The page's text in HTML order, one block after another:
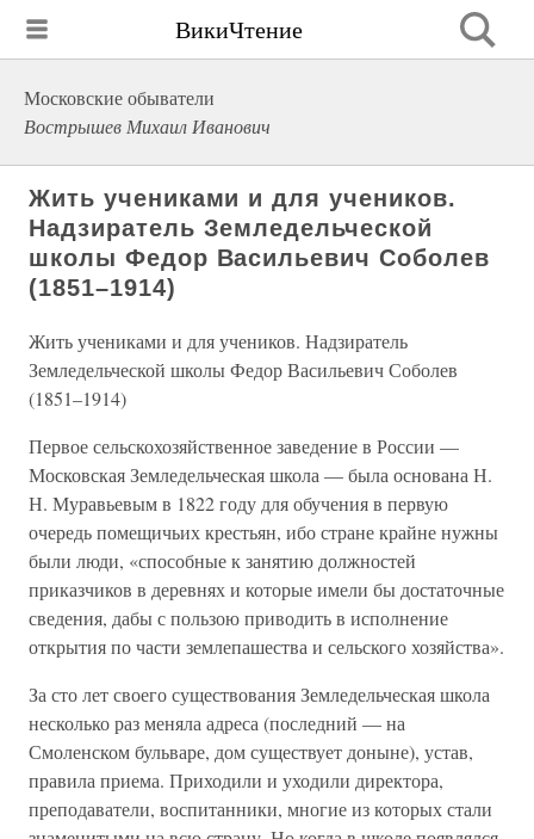
ВикиЧтение
Московские обыватели
Вострышев Михаил Иванович
Жить учениками и для учеников.
Надзиратель Земледельческой
школы Федор Васильевич Соболев
(1851–1914)
Жить учениками и для учеников. Надзиратель
Земледельческой школы Федор Васильевич Соболев
(1851–1914)
Первое сельскохозяйственное заведение в России —
Московская Земледельческая школа — была основана Н.
Н. Муравьевым в 1822 году для обучения в первую
очередь помещичьих крестьян, ибо стране крайне нужны
были люди, «способные к занятию должностей
приказчиков в деревнях и которые имели бы достаточные
сведения, дабы с пользою приводить в исполнение
открытия по части землепашества и сельского хозяйства».
За сто лет своего существования Земледельческая школа
несколько раз меняла адреса (последний — на
Смоленском бульваре, дом существует доныне), устав,
правила приема. Приходили и уходили директора,
преподаватели, воспитанники, многие из которых стали